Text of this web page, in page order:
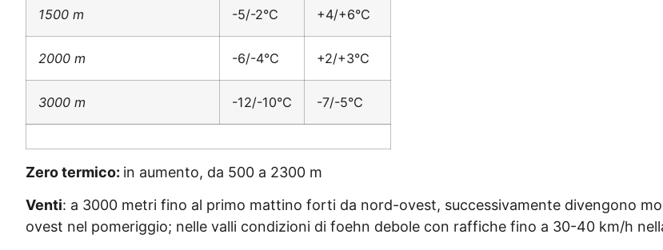
1500 m -5/-2°C +4/+6°C
2000 m -6/-4°C +2/+3°C
3000 m -12/-10°C -7/-5°C
Zero termico: in aumento, da 500 a 2300 m
Venti: a 3000 metri fino al primo mattino forti da nord-ovest, successivamente divengono
ovest nel pomeriggio; nelle valli condizioni di foehn debole con raffiche fino a 30-40 km/h